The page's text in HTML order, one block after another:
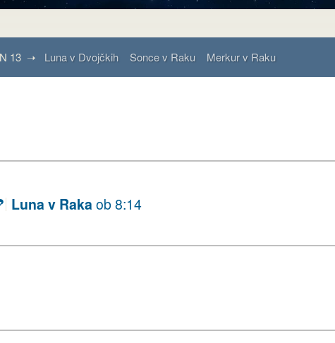
13 ➝ Luna v Dvojčkih Sonce v Raku Merkur v Raku
Luna v Raka ob 8:14